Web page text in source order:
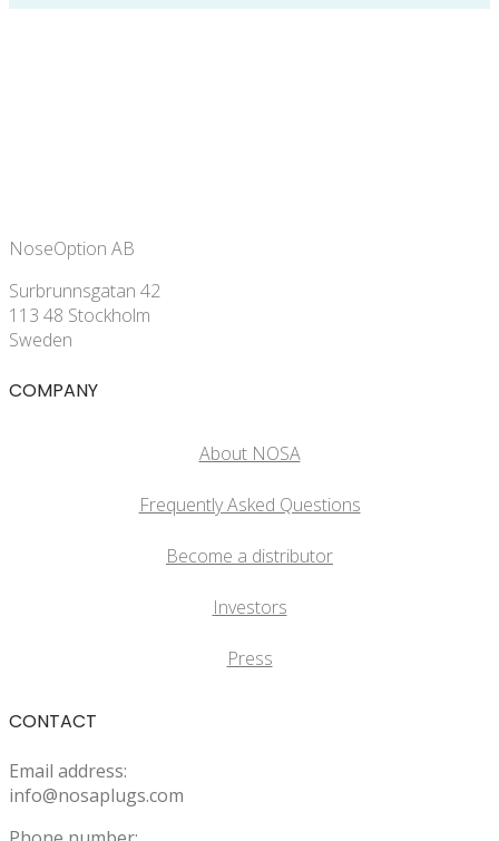
NoseOption AB
Surbrunnsgatan 42
113 48 Stockholm
Sweden
COMPANY
About NOSA
Frequently Asked Questions
Become a distributor
Investors
Press
CONTACT
Email address:
info@nosaplugs.com